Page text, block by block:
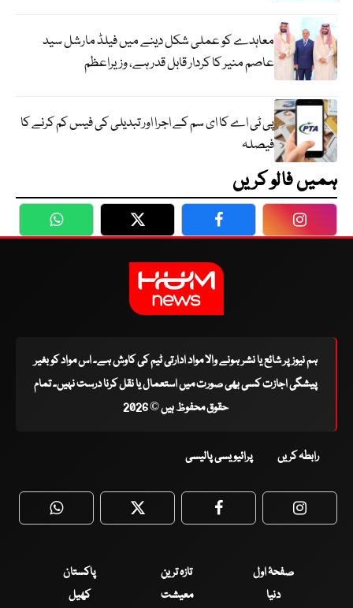
معاہدے کو عملی شکل دینے میں فیلڈ مارشل سید
عاصم منیر کا کردار قابل قدر ہے، وزیراعظم
پی ٹی اے کا ای سم کے اجرا اور تبدیلی کی فیس کم کرنے کا
فیصلہ
ہمیں فالو کریں
WhatsApp Twitter Facebook
ہم نیوز پر شائع یا نشر ہونے والا مواد ادارتی ٹیم کی کاوش ہے۔ اس مواد کو بغیر
پیشگی اجازت کسی بھی صورت میں استعمال یا نقل کرنا درست نہیں۔ تمام
حقوق محفوظ ہیں © 2026
رابطہ کریں پرائیویسی پالیسی
WhatsApp Twitter Facebook
صفحۂ اول تازہ ترین
پاکستان
دنیا
معیشت کھیل